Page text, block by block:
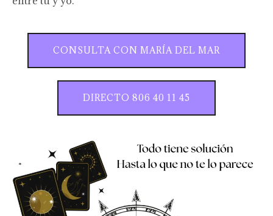
CONSULTA CON MARÍA DEL MAR
DIRECTO 806 40 11 45